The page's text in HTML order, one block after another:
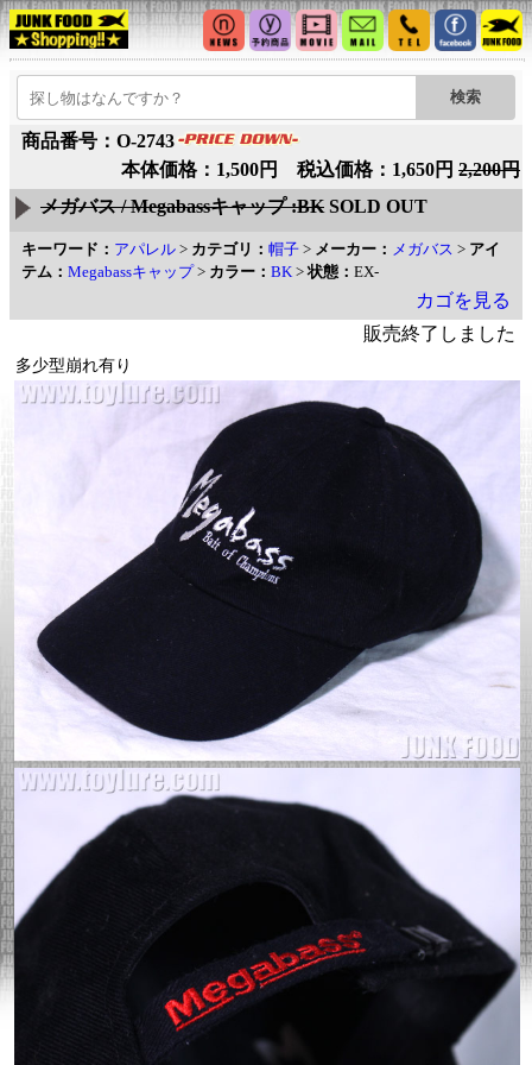
商品番号：O-2743
本体価格：1,500円 税込価格：1,650円 2,200円
メガバス / Megabassキャップ :BK SOLD OUT
キーワード： アパレル > カテゴリ： 帽子 > メーカー： メガバス > アイ
テム： Megabassキャップ> カラー： BK >状態： EX-
カゴを見る
販売終了しました
多少型崩れ有り